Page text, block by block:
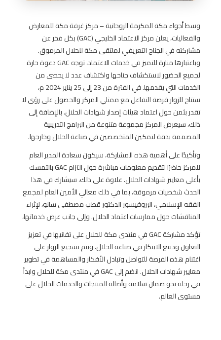
وسط أجواء مكة المكرمة الروحانية – مركز غرفة مكة للمعارض
والفعاليات، يعلن مركز الاعتماد الخليجي (GAC) بكل فخر عن
مشاركته في الجناح التعريفي لملتقى مكة للحلال المرموق.
وباعتبارها منارة للتميز في خدمات الاعتماد، توجه GAC دعوة حارة
لجميع الحضور لاستكشاف جناحها واكتشاف عدد لا يحصى من
الخدمات التي يقدمها.
في الفترة من 23 إلى 25 يناير 2024 م،
ستتاح للزوار فرصة التفاعل مع ممثلي المركز والحصول على رؤى لا
تقدر بثمن حول اعتماد هيئات إصدار شهادات الحلال.بالإضافة إلى
ذلك، سيعرض المركز مجموعة متنوعة من البرامج التدريبية
المصممة بدقة لتمكين المتخصصين في صناعة الحلال وخارجها.
وتأكيدًا على أهمية هذه المشاركة، سيكون سعادة المدير العام
للمركز حاضرًا لتقديم معلومات مباشرة حول التزام GAC بالتمسك
بأعلى معايير شهادات الحلال.علاوة على ذلك، سيشارك في هذا
الحدث شخصيات مرموقة، بما في ذلك معالي الأمين العام لمجمع
الفقه الإسلامي، البروفيسور الدكتور قطب مصطفى سانو، لإثراء
المناقشات حول ممارسات اعتماد الحلال.وإلى جانب عرض خدماتها،
تؤكد مشاركة GAC في منتدى مكة للحلال على تفانيها في تعزيز
التعاون ودفع الابتكار في صناعة الحلال.ويتم تشجيع الزوار على
اغتنام هذه الفرصة للتواصل وتبادل الأفكار والمساهمة في تطوير
معايير شهادات الحلال.
انضم إلى GAC في منتدى مكة للحلال وابدأ
في رحلة نحو ضمان سلامة وأصالة المنتجات والخدمات الحلال على
مستوى العالم.